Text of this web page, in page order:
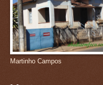
Martinho Campos